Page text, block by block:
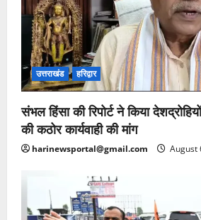
उत्तराखंड हरिद्वार
संभल हिंसा की रिपोर्ट ने किया
की कठोर कार्यवाही की मांग
harinewsportal@gmail.com August